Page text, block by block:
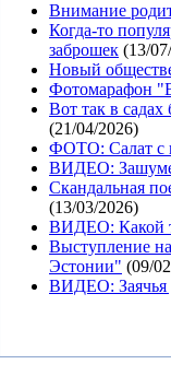
Внимание
Когда-то
заброшек (13/
Новый
Фотомарафон
Вот так в
(21/04/2026)
ФОТО: Салат с
ВИДЕО:
Скандальная
(13/03/2026)
ВИДЕО: Какой
Выступление
Эстонии" (09/
ВИДЕО: Заячья